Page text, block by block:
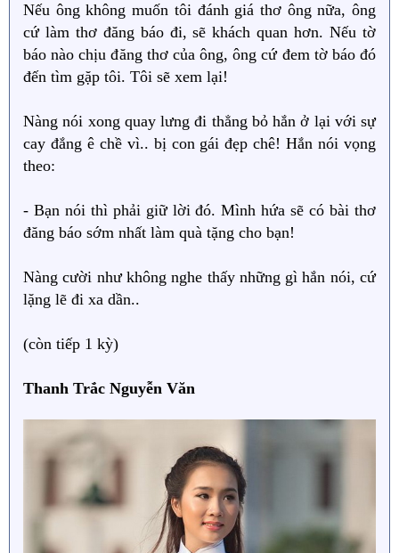
Nếu ông không muốn tôi đánh giá thơ ông nữa, ông
cứ làm thơ đăng báo đi, sẽ khách quan hơn. Nếu tờ
báo nào chịu đăng thơ của ông, ông cứ đem tờ báo đó
đến tìm gặp tôi. Tôi sẽ xem lại!
Nàng nói xong quay lưng đi thẳng bỏ hắn ở lại với sự
cay đắng ê chề vì.. bị con gái đẹp chê! Hắn nói vọng
theo:
- Bạn nói thì phải giữ lời đó. Mình hứa sẽ có bài thơ
đăng báo sớm nhất làm quà tặng cho bạn!
Nàng cười như không nghe thấy những gì hắn nói, cứ
lặng lẽ đi xa dần..
(còn tiếp 1 kỳ)
Thanh Trắc Nguyễn Văn